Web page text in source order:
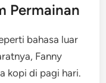
Permainan
bahasa luar
Fanny
kopi di pagi hari.